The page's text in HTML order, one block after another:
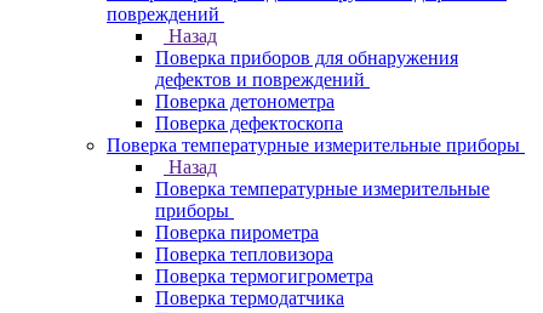
повреждений
Назад
Поверка приборов для обнаружения
дефектов и повреждений
Поверка детонометра
Поверка дефектоскопа
Поверка температурные измерительные приборы
Назад
Поверка температурные измерительные
приборы
Поверка пирометра
Поверка тепловизора
Поверка термогигрометра
Поверка термодатчика